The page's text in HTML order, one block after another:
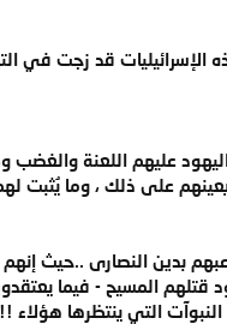
الإسرائيليات قد زجت في
عليهم اللعنة
على ذلك ، وما يُثبت لهم
بدين النصارى ..حيث
قتلهم المسيح - فيما
النبوآت التي ينتظرها هؤلاء !!